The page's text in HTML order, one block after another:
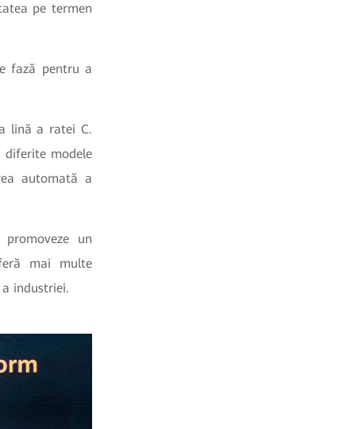
pe termen
fază pentru a
lină a ratei C.
diferite modele
automată a
un
mai multe
industriei.